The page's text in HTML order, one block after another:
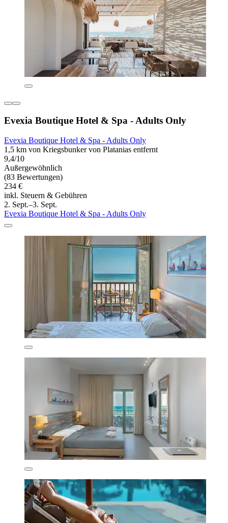
Evexia Boutique Hotel & Spa - Adults Only
Evexia Boutique Hotel & Spa - Adults Only
1,5 km von Kriegsbunker von Platanias entfernt
9,4/10
Außergewöhnlich
(83 Bewertungen)
234 €
inkl. Steuern & Gebühren
2. Sept.–3. Sept.
Evexia Boutique Hotel & Spa - Adults Only